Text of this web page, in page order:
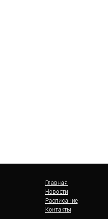
Главная
Новости
Расписание
Контакты